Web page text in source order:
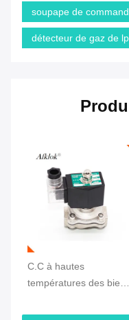
soupape de
détecteur de gaz de
C.C à hautes
températures des biens
électromagnétique de